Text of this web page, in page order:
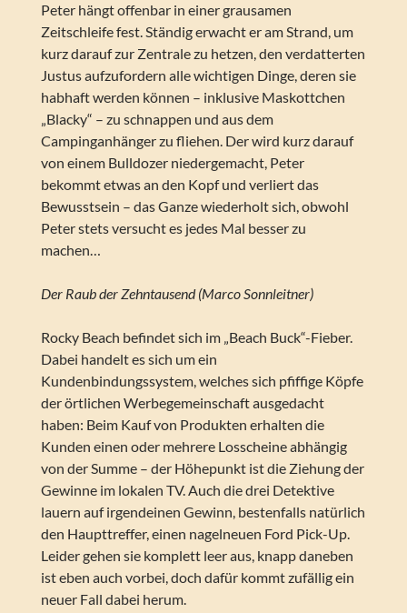
Peter hängt offenbar in einer grausamen
Zeitschleife fest. Ständig erwacht er am Strand, um
kurz darauf zur Zentrale zu hetzen, den verdatterten
Justus aufzufordern alle wichtigen Dinge, deren sie
habhaft werden können – inklusive Maskottchen
„Blacky“ – zu schnappen und aus dem
Campinganhänger zu fliehen. Der wird kurz darauf
von einem Bulldozer niedergemacht, Peter
bekommt etwas an den Kopf und verliert das
Bewusstsein – das Ganze wiederholt sich, obwohl
Peter stets versucht es jedes Mal besser zu
machen…
Der Raub der Zehntausend (Marco Sonnleitner)
Rocky Beach befindet sich im „Beach Buck“-Fieber.
Dabei handelt es sich um ein
Kundenbindungssystem, welches sich pfiffige Köpfe
der örtlichen Werbegemeinschaft ausgedacht
haben: Beim Kauf von Produkten erhalten die
Kunden einen oder mehrere Losscheine abhängig
von der Summe – der Höhepunkt ist die Ziehung der
Gewinne im lokalen TV. Auch die drei Detektive
lauern auf irgendeinen Gewinn, bestenfalls natürlich
den Haupttreffer, einen nagelneuen Ford Pick-Up.
Leider gehen sie komplett leer aus, knapp daneben
ist eben auch vorbei, doch dafür kommt zufällig ein
neuer Fall dabei herum.